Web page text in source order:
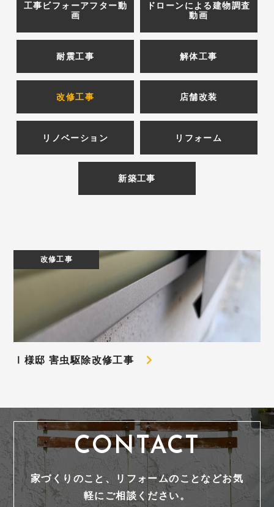
工事ビフォーアフター動
画
ドローンによる建物調査
動画
耐震工事 解体工事
改修工事 店舗改装
リノベーション リフォーム
新築工事
改修工事
Ⅰ様邸 害虫駆除改修工事
CONTACT
家づくりのこと、リフォームのことなどお気
軽にご相談ください。